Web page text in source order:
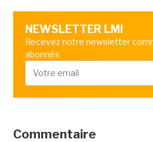
NEWSLETTER LMI
Recevez notre newsletter
abonnés
Commentaire